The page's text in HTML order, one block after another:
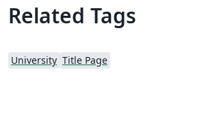
Related Tags
University Title Page